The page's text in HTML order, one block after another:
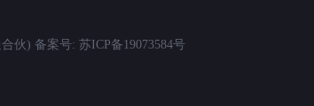
伙) 备案号: 苏ICP备19073584号